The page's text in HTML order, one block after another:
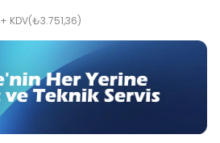
+ KDV(₺3.751,36)